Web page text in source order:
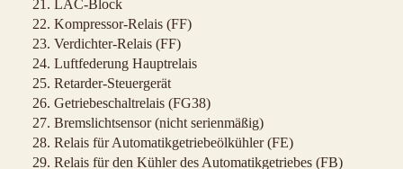
LAC-Block
Kompressor-Relais (FF)
Verdichter-Relais (FF)
Luftfederung Hauptrelais
Retarder-Steuergerät
Getriebeschaltrelais (FG38)
Bremslichtsensor (nicht serienmäßig)
Relais für Automatikgetriebeölkühler (FE)
Relais für den Kühler des Automatikgetriebes (FB)